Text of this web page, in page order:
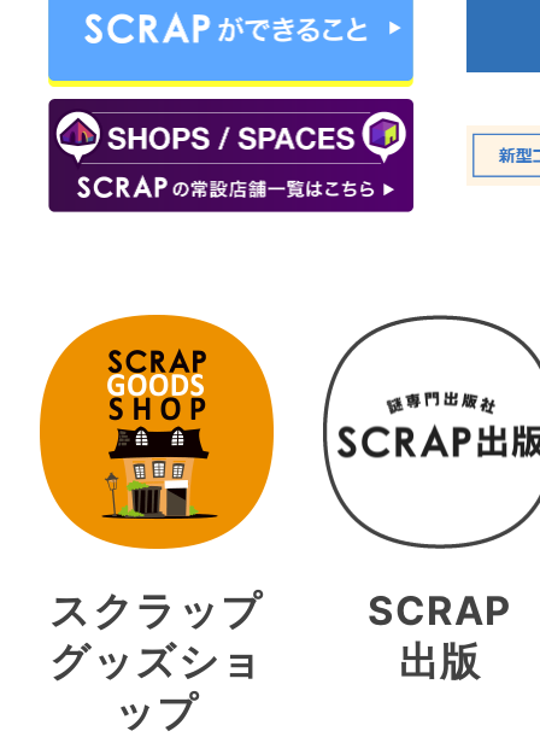
スクラップ
グッズショ
ップ
SCRAP
出版